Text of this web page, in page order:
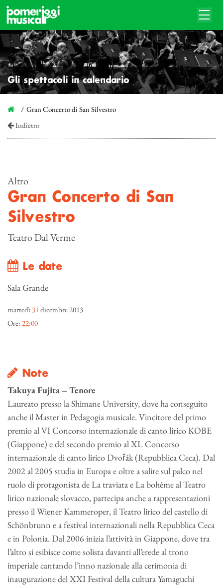
Gli spettacoli in calendario
Gran Concerto di San Silvestro
Indietro
Altro
Gran Concerto di San
Silvestro
Teatro Dal Verme
Le date
Sala Grande
martedì 31 dicembre 2013
Ore: 22:00
Note
Takuya Fujita – Tenore
Laureato presso la Shimane University, dove ha conseguito
anche il Master in Pedagogia musicale. Vincitore del primo
premio al VI Concorso internazionale di canto lirico KOBE
(Giappone) e del secondo premio al XL Concorso
internazionale di canto lirico Dvořák (Repubblica Ceca). Dal
2002 al 2005 studia in Europa e oltre a salire sul palco nel
ruolo di protagonista de La traviata e La bohème al Teatro
lirico nazionale slovacco, partecipa anche a rappresentazioni
presso il Wiener Kammeroper, il Teatro lirico del castello di
Schönbrunn e a festival internazionali nella Repubblica Ceca
e in Polonia. Dal 2006 inizia l’attività in Giappone, dove tra
l’altro si esibisce come solista davanti all’erede al trono
imperiale cantando l’inno nazionale alla cerimonia di
inaugurazione del XXI Festival della cultura Yamaguchi